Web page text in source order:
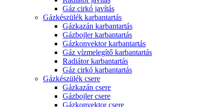
Gáz cirkó javítás
Gázkészülék karbantartás
Gázkazán karbantartás
Gázbojler karbantartás
Gázkonvektor karbantartás
Gáz vízmelegítő karbantartás
Radiátor karbantartás
Gáz cirkó karbantartás
Gázkészülék csere
Gázkazán csere
Gázbojler csere
Gázkonvektor csere